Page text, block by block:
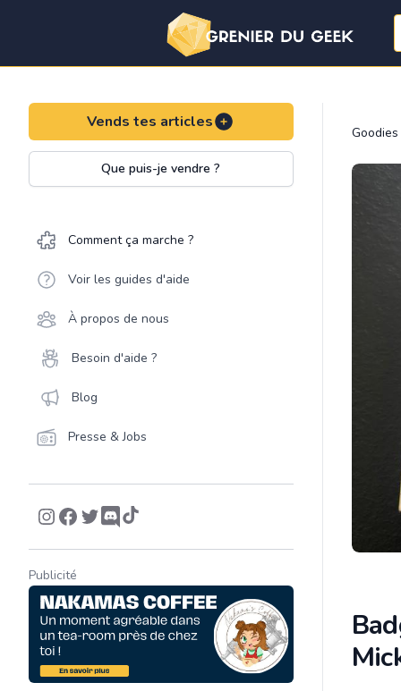
Vends tes articles
Que puis-je vendre ?
Comment ça marche ?
Voir les guides d'aide
À propos de nous
Besoin d'aide ?
Blog
Presse & Jobs
Publicité
Goodies